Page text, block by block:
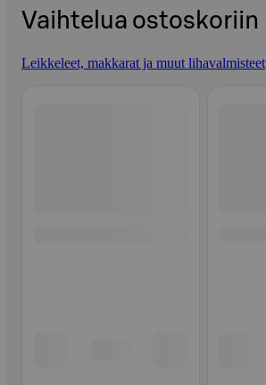
Vaihtelua ostoskoriin
Leikkeleet, makkarat ja muut lihavalmisteet